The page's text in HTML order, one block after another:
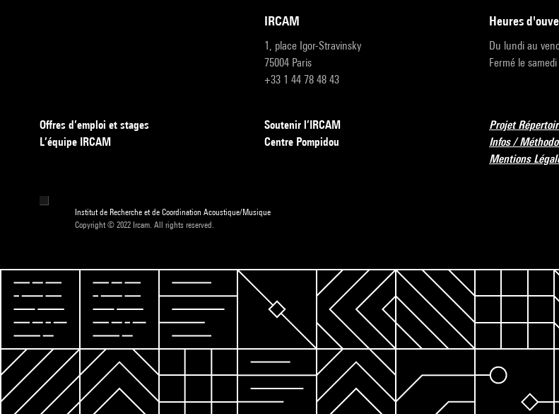
IRCAM
1, place Igor-Stravinsky
75004 Paris
+33 1 44 78 48 43
heures
Du lundi au
Fermé le
Offres d’emploi et stages
L’équipe IRCAM
Soutenir l’IRCAM
Centre Pompidou
Projet
Infos /
Mentions
Institut de Recherche et de Coordination Acoustique/Musique
Copyright © 2022 Ircam. All rights reserved.